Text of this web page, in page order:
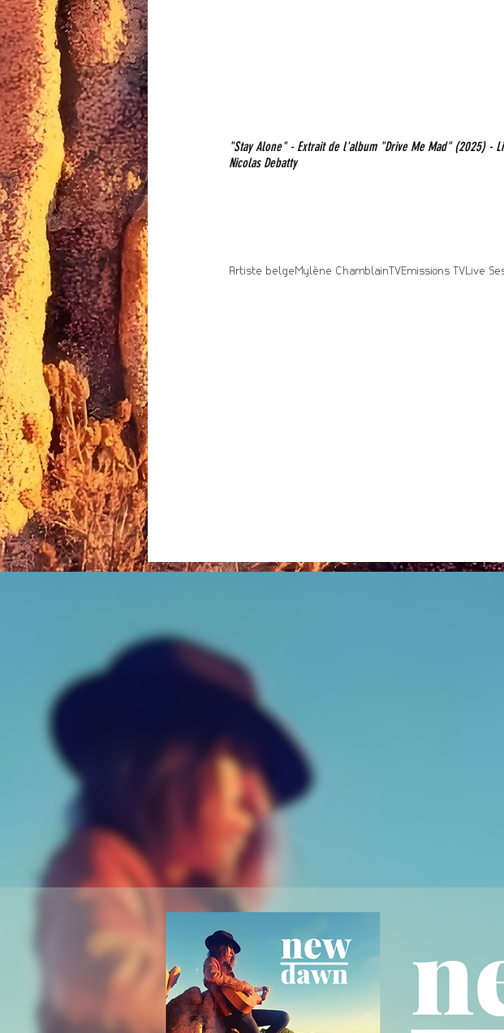
"Stay Alone" - Extrait de l'album "Drive Me Mad" (2025) -
Nicolas Debatty
Artiste belgeMylène Chamblain TVEmissions TVLive
INTERVIEW + PODCAST - BRANCHÉS